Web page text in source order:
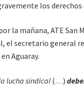
los
la mañana, ATE
el secretario general
Aguaray.
lucha sindical (…)